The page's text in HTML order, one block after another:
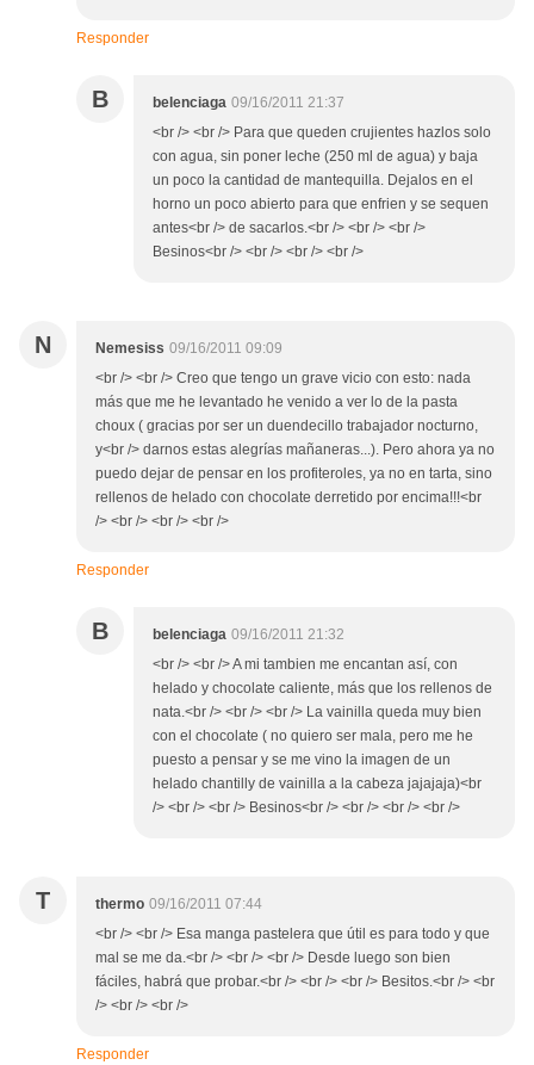
Responder
B belenciaga 09/16/2011 21:37
<br /> <br /> Para que queden crujientes hazlos solo
con agua, sin poner leche (250 ml de agua) y baja
un poco la cantidad de mantequilla. Dejalos en el
horno un poco abierto para que enfrien y se sequen
antes<br /> de sacarlos.<br /> <br /> <br />
Besinos<br /> <br /> <br /> <br />
N Nemesiss 09/16/2011 09:09
<br /> <br /> Creo que tengo un grave vicio con esto: nada
más que me he levantado he venido a ver lo de la pasta
choux ( gracias por ser un duendecillo trabajador nocturno,
y<br /> darnos estas alegrías mañaneras...). Pero ahora ya no
puedo dejar de pensar en los profiteroles, ya no en tarta, sino
rellenos de helado con chocolate derretido por encima!!!<br
/> <br /> <br /> <br />
Responder
B belenciaga 09/16/2011 21:32
<br /> <br /> A mi tambien me encantan así, con
helado y chocolate caliente, más que los rellenos de
nata.<br /> <br /> <br /> La vainilla queda muy bien
con el chocolate ( no quiero ser mala, pero me he
puesto a pensar y se me vino la imagen de un
helado chantilly de vainilla a la cabeza jajajaja)<br
/> <br /> <br /> Besinos<br /> <br /> <br /> <br />
T thermo 09/16/2011 07:44
<br /> <br /> Esa manga pastelera que útil es para todo y que
mal se me da.<br /> <br /> <br /> Desde luego son bien
fáciles, habrá que probar.<br /> <br /> <br /> Besitos.<br /> <br
/> <br /> <br />
Responder